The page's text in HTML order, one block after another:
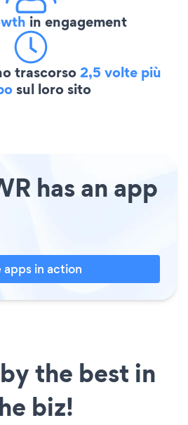
in engagement
trascorso2,5 volte più
sul loro sito
has an app
apps in action
the best in
biz!